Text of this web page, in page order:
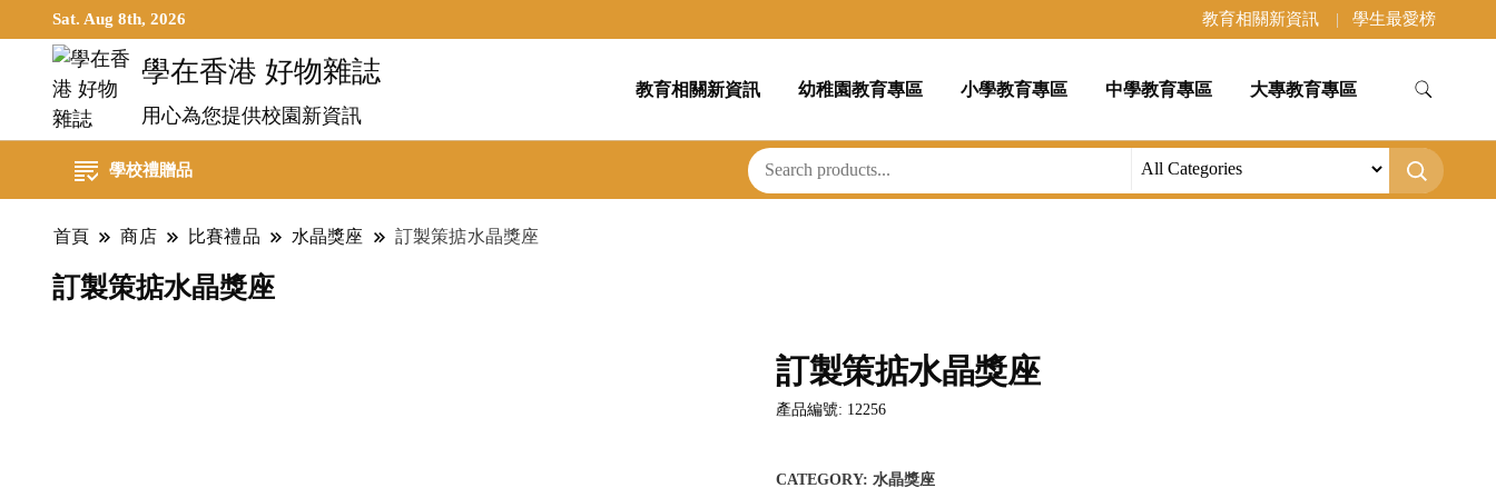
Sat. Aug 8th, 2026 教育相關新資訊 學生最愛榜
學在香港 好物雜誌
用心為您提供校園新資訊
教育相關新資訊 幼稚園教育專區 小學教育專區 中學教育專區 大專教育專區
學校禮贈品
首頁 商店 比賽禮品 水晶獎座 訂製策掂水晶獎座
訂製策掂水晶獎座
訂製策掂水晶獎座
產品編號: 12256
CATEGORY: 水晶獎座